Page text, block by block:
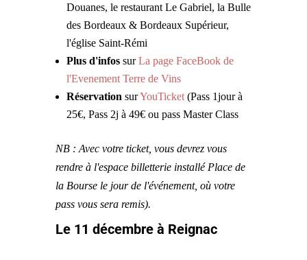
Douanes, le restaurant Le Gabriel, la Bulle
des Bordeaux & Bordeaux Supérieur,
l'église Saint-Rémi
Plus d'infos surLa page FaceBook de
l'Evenement Terre de Vins
Réservation surYouTicket(Pass 1jour à
25€, Pass 2j à 49€ ou pass Master Class
NB : Avec votre ticket, vous devrez vous
rendre à l'espace billetterie installé Place de
la Bourse le jour de l'événement, où votre
pass vous sera remis).
Le 11 décembre à Reignac